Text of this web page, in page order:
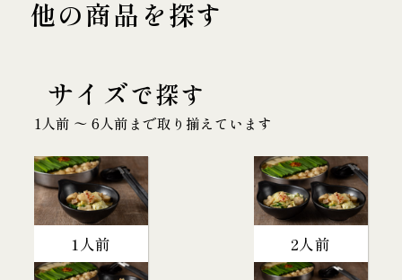
他の商品を探す
サイズで探す
1人前 〜 6人前まで取り揃えています
1人前 2人前